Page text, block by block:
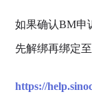
如果确认BM申
先解绑再绑定
https://